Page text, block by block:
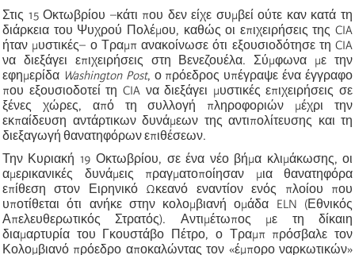
Στις 15 Οκτωβρίου –κάτι που δεν είχε συμβεί ούτε καν κατά τη
διάρκεια του Ψυχρού Πολέμου, καθώς οι επιχειρήσεις της CIA
ήταν μυστικές– ο Τραμπ ανακοίνωσε ότι εξουσιοδότησε τη CIA
να διεξάγει επιχειρήσεις στη Βενεζουέλα. Σύμφωνα με την
εφημερίδα Washington Post, ο πρόεδρος υπέγραψε ένα έγγραφο
που εξουσιοδοτεί τη CIA να διεξάγει μυστικές επιχειρήσεις σε
ξένες χώρες, από τη συλλογή πληροφοριών μέχρι την
εκπαίδευση αντάρτικων δυνάμεων της αντιπολίτευσης και τη
διεξαγωγή θανατηφόρων επιθέσεων.
Την Κυριακή 19 Οκτωβρίου, σε ένα νέο βήμα κλιμάκωσης, οι
αμερικανικές δυνάμεις πραγματοποίησαν μια θανατηφόρα
επίθεση στον Ειρηνικό Ωκεανό εναντίον ενός πλοίου που
υποτίθεται ότι ανήκε στην κολομβιανή ομάδα ELN (Εθνικός
Απελευθερωτικός Στρατός). Αντιμέτωπος με τη δίκαιη
διαμαρτυρία του Γκουστάβο Πέτρο, ο Τραμπ πρόσβαλε τον
Κολομβιανό πρόεδρο αποκαλώντας τον «έμπορο ναρκωτικών»